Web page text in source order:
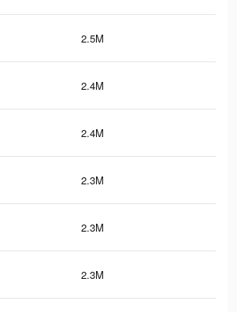
2.5M
2.4M
2.4M
2.3M
2.3M
2.3M